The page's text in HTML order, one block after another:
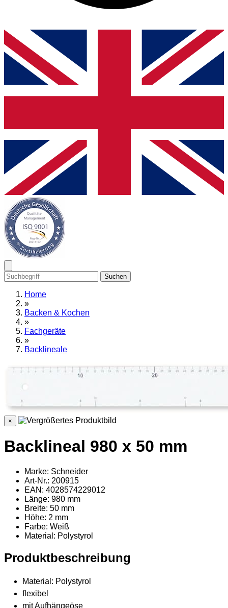
Suchen
Home
»
Backen & Kochen
»
Fachgeräte
»
Backlineale
×
Backlineal 980 x 50 mm
Marke: Schneider
Art-Nr.: 200915
EAN: 4028574229012
Länge: 980 mm
Breite: 50 mm
Höhe: 2 mm
Farbe: Weiß
Material : Polystyrol
Produktbeschreibung
Material: Polystyrol
flexibel
mit Aufhängeöse